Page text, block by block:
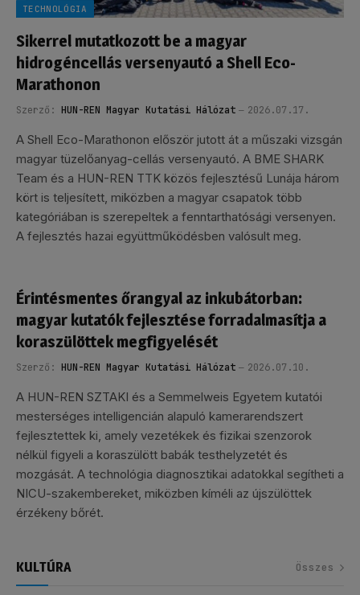
TECHNOLÓGIA
Sikerrel mutatkozott be a magyar
hidrogéncellás versenyautó a Shell Eco-
Marathonon
Szerző: HUN-REN Magyar Kutatási Hálózat 2026.07.17.
A Shell Eco-Marathonon először jutott át a műszaki vizsgán
magyar tüzelőanyag-cellás versenyautó. A BME SHARK
Team és a HUN-REN TTK közös fejlesztésű Lunája három
kört is teljesített, miközben a magyar csapatok több
kategóriában is szerepeltek a fenntarthatósági versenyen.
A fejlesztés hazai együttműködésben valósult meg.
Érintésmentes őrangyal az inkubátorban:
magyar kutatók fejlesztése forradalmasítja a
koraszülöttek megfigyelését
Szerző: HUN-REN Magyar Kutatási Hálózat 2026.07.10.
A HUN-REN SZTAKI és a Semmelweis Egyetem kutatói
mesterséges intelligencián alapuló kamerarendszert
fejlesztettek ki, amely vezetékek és fizikai szenzorok
nélkül figyeli a koraszülött babák testhelyzetét és
mozgását. A technológia diagnosztikai adatokkal segítheti a
NICU-szakembereket, miközben kíméli az újszülöttek
érzékeny bőrét.
KULTÚRA Összes